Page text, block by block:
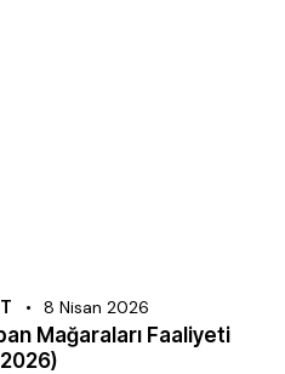
8 Nisan 2026
Mağaraları Faaliyeti